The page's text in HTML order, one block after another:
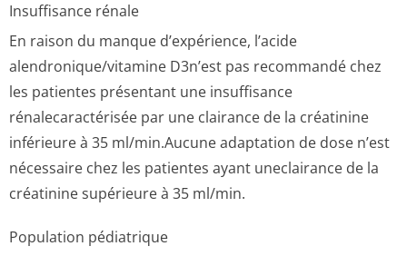
Insuffisance rénale
En raison du manque d’expérience, l’acide
alendronique/vi­tamine D3n’est pas recommandé chez
les patientes présentant une insuffisance
rénalecaractérisée par une clairance de la créatinine
inférieure à 35 ml/min.Aucune adaptation de dose n’est
nécessaire chez les patientes ayant uneclairance de la
créatinine supérieure à 35 ml/min.
Population pédiatrique